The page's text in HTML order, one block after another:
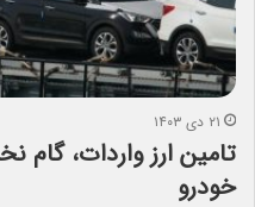
۲۱ دی ۱۴۰۳
تامین ارز واردات، گام
خودرو